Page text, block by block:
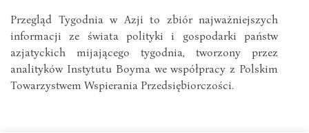
Przegląd Tygodnia w Azji to zbiór najważniejszych
informacji ze świata polityki i gospodarki państw
azjatyckich mijającego tygodnia, tworzony przez
analityków Instytutu Boyma we współpracy z Polskim
Towarzystwem Wspierania Przedsiębiorczości.